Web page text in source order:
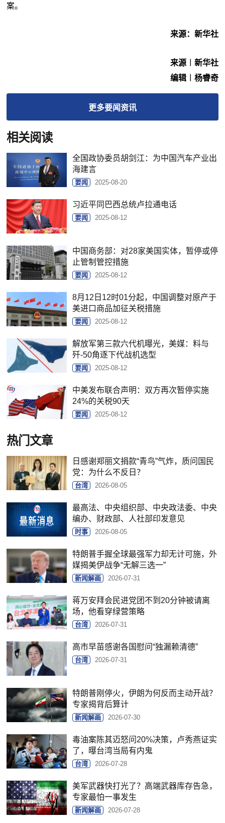
案。
来源：新华社
来源︱新华社
编辑︱杨睿奇
更多要闻资讯
相关阅读
全国政协委员胡剑江：为中国汽车产业出
海建言
要闻 2025-08-20
习近平同巴西总统卢拉通电话
要闻 2025-08-12
中国商务部：对28家美国实体，暂停或停
止管制管控措施
要闻 2025-08-12
8月12日12时01分起，中国调整对原产于
美进口商品加征关税措施
要闻 2025-08-12
解放军第三款六代机曝光，美媒：料与
歼-50角逐下代战机选型
要闻 2025-08-12
中美发布联合声明：双方再次暂停实施
24%的关税90天
要闻 2025-08-12
热门文章
日感谢郑丽文捐款“青鸟”气炸，质问国民
党：为什么不反日？
台湾 2026-08-05
最高法、中央组织部、中央政法委、中央
编办、财政部、人社部印发意见
时事 2026-08-05
特朗普手握全球最强军力却无计可施，外
媒揭美伊战争“无解三选一”
新闻解画 2026-07-31
蒋万安拜会民进党团不到20分钟被请离
场，他看穿绿营策略
台湾 2026-07-31
高市早苗感谢各国慰问“独漏赖清德”
台湾 2026-07-31
特朗普刚停火，伊朗为何反而主动开战？
专家揭背后算计
新闻解画 2026-07-30
毒油案陈其迈怒问20%决策，卢秀燕证实
了，曝台湾当局有内鬼
台湾 2026-07-28
美军武器快打光了？高端武器库存告急，
专家最怕一事发生
新闻解画 2026-07-28